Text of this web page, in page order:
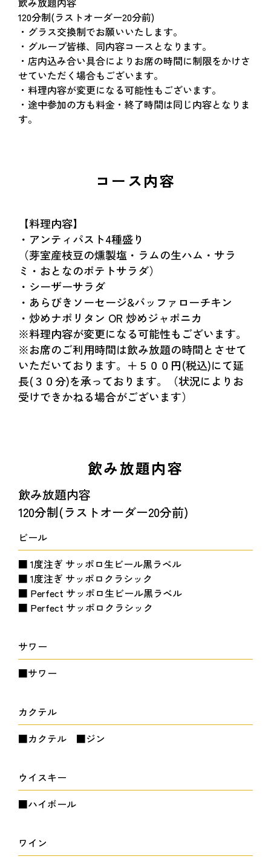
120分制(ラストオーダー20分前)
・グラス交換制でお願いいたします。
・グループ皆様、同内容コースとなります。
・店内込み合い具合によりお席の時間に制限をかけさ
せていただく場合もございます。
・料理内容が変更になる可能性もございます。
・途中参加の方も料金・終了時間は同じ内容となりま
す。
コース内容
【料理内容】
・アンティパスト4種盛り
（芽室産枝豆の燻製塩・ラムの生ハム・サラ
ミ・おとなのポテトサラダ）
・シーザーサラダ
・あらびきソーセージ&バッファローチキン
・炒めナポリタン OR 炒めジャポニカ
※料理内容が変更になる可能性もございます。
※お席のご利用時間は飲み放題の時間とさせて
いただいております。＋５００円(税込)にて延
長(３０分)を承っております。（状況によりお
受けできかねる場合がございます）
飲み放題内容
飲み放題内容
120分制(ラストオーダー20分前)
ビール
■ 1度注ぎ サッポロ生ビール黒ラベル
■ 1度注ぎ サッポロクラシック
■ Perfect サッポロ生ビール黒ラベル
■ Perfect サッポロクラシック
サワー
■サワー
カクテル
■カクテル ■ジン
ウイスキー
■ハイボール
ワイン